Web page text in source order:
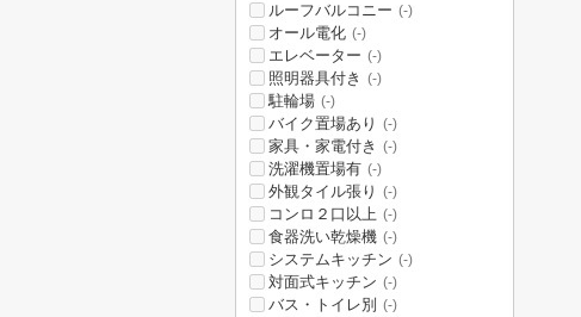
ルーフバルコニー (-)
オール電化 (-)
エレベーター (-)
照明器具付き (-)
駐輪場 (-)
バイク置場あり (-)
家具・家電付き (-)
洗濯機置場有 (-)
外観タイル張り (-)
コンロ２口以上 (-)
食器洗い乾燥機 (-)
システムキッチン (-)
対面式キッチン (-)
バス・トイレ別 (-)